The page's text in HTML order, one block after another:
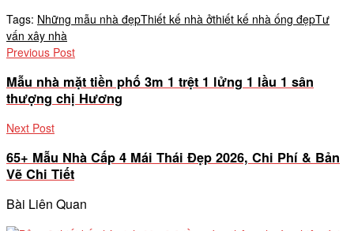
Tags: Những mẫu nhà đẹpThiết kế nhà ởthiết kế nhà ống đẹpTư
vấn xây nhà
Previous Post
Mẫu nhà mặt tiền phố 3m 1 trệt 1 lửng 1 lầu 1 sân
thượng chị Hương
Next Post
65+ Mẫu Nhà Cấp 4 Mái Thái Đẹp 2026, Chi Phí & Bản
Vẽ Chi Tiết
Bài Liên Quan